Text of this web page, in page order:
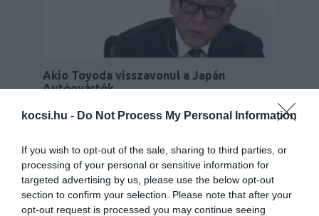
kocsi.hu - Do Not Process My Personal Information
If you wish to opt-out of the sale, sharing to third parties, or
processing of your personal or sensitive information for
targeted advertising by us, please use the below opt-out
section to confirm your selection. Please note that after your
opt-out request is processed you may continue seeing
Akio Toyoda visszavonul a Japán
Autógyártók…